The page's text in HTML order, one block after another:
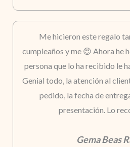
Me hicieron este regalo
cumpleaños y me 😍 Ahora he
persona que lo ha recibido le
Genial todo, la atención al
pedido, la fecha de
presentación. Lo
Gema Beas